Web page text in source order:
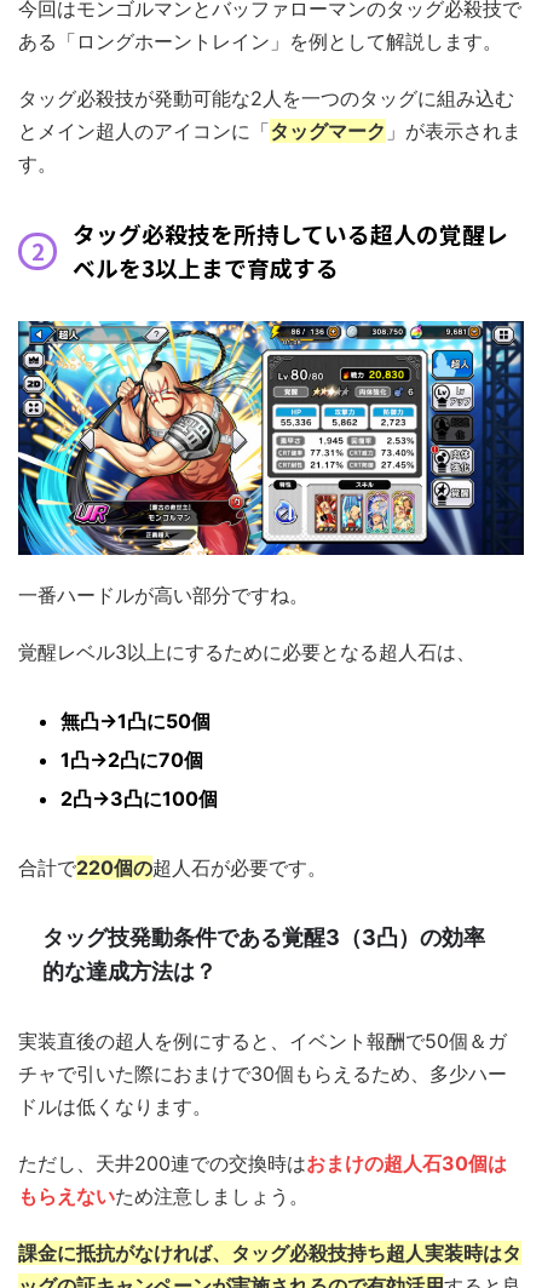
今回はモンゴルマンとバッファローマンのタッグ必殺技で
ある「ロングホーントレイン」を例として解説します。
タッグ必殺技が発動可能な2人を一つのタッグに組み込む
とメイン超人のアイコンに「タッグマーク 」が表示されま
す。
タッグ必殺技を所持している超人の覚醒レ
ベルを3以上まで育成する
一番ハードルが高い部分ですね。
覚醒レベル3以上にするために必要となる超人石は、
無凸→1凸に50個
1凸→2凸に70個
2凸→3凸に100個
合計で220個の超人石が必要です。
タッグ技発動条件である覚醒3（3凸）の効率
的な達成方法は？
実装直後の超人を例にすると、イベント報酬で50個＆ガ
チャで引いた際におまけで30個もらえるため、多少ハー
ドルは低くなります。
ただし、天井200連での交換時はおまけの超人石30個は
もらえないため注意しましょう。
課金に抵抗がなければ、タッグ必殺技持ち超人実装時はタ